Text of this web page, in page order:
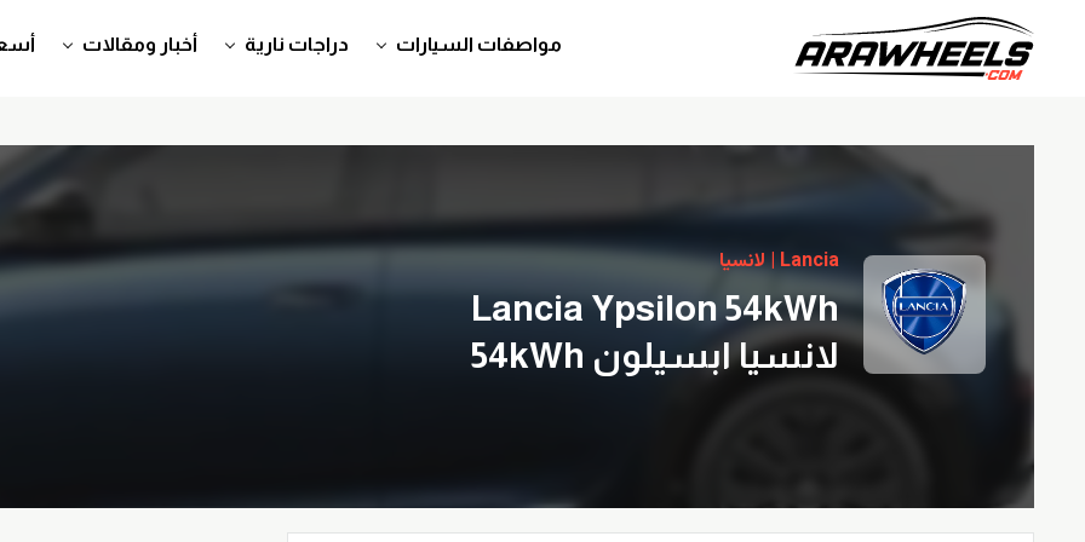
مواصفات السيارات دراجات نارية أخبار ومقالات
Lancia | لانسيا
Lancia Ypsilon 54kWh
لانسيا ابسيلون 54kWh